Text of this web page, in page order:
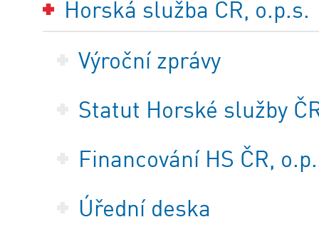
Horská služba ČR, o.p.s.
Výroční zprávy
Statut Horské služby
Financování HS ČR,
Úřední deska